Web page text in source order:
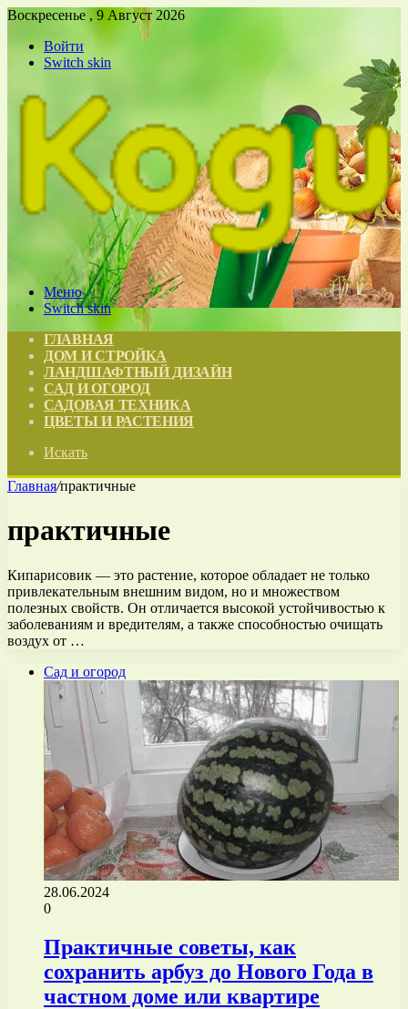
Воскресенье , 9 Август 2026
Войти
Switch skin
Меню
Switch skin
ГЛАВНАЯ
ДОМ И СТРОЙКА
ЛАНДШАФТНЫЙ ДИЗАЙН
САД И ОГОРОД
САДОВАЯ ТЕХНИКА
ЦВЕТЫ И РАСТЕНИЯ
Искать
Главная/практичные
практичные
Кипарисовик — это растение, которое обладает не только
привлекательным внешним видом, но и множеством
полезных свойств. Он отличается высокой устойчивостью к
заболеваниям и вредителям, а также способностью очищать
воздух от …
Сад и огород
28.06.2024
0
Практичные советы, как
сохранить арбуз до Нового Года в
частном доме или квартире